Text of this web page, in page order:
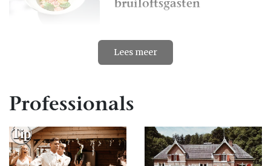
Professionals
bruiloftsgasten
Vegan bruiloft: jullie
groene footprint begint
Verkoeling bruiloft?
Serveer de mooiste ijsjes!
Lees meer